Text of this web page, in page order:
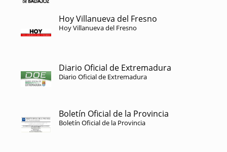
Hoy Villanueva del Fresno
Hoy Villanueva del Fresno
Diario Oficial de Extremadura
Diario Oficial de Extremadura
Boletín Oficial de la Provincia
Boletín Oficial de la Provincia